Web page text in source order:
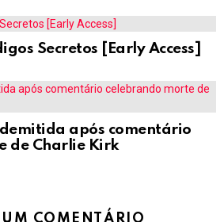
Secretos [Early Access]
após comentário
de Charlie Kirk
UM COMENTÁRIO